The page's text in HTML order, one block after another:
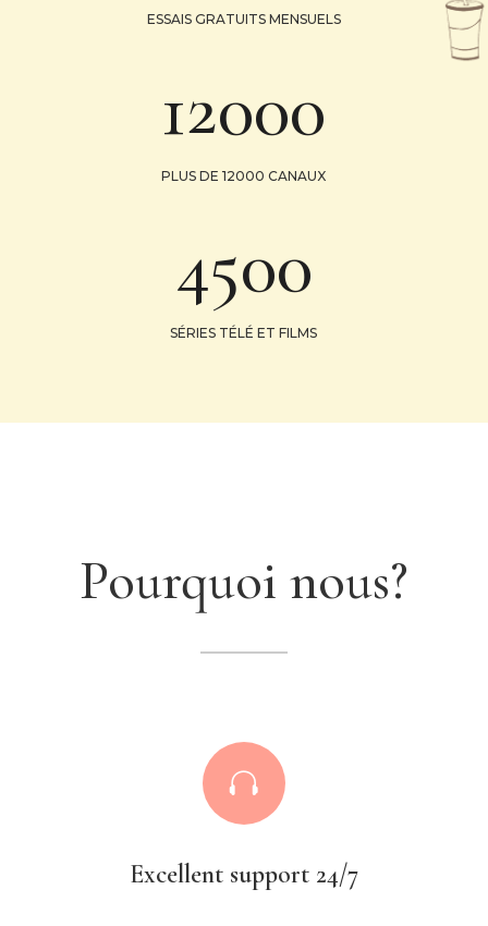
ESSAIS GRATUITS MENSUELS
12000
PLUS DE 12000 CANAUX
4500
SÉRIES TÉLÉ ET FILMS
Pourquoi nous?

Excellent support 24/7